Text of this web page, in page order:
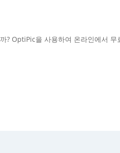
? OptiPic을 사용하여 온라인에서